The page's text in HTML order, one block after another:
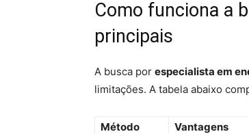
Como funciona a
principais
A busca por especialista em
limitações. A tabela abaixo
Método Vantagens